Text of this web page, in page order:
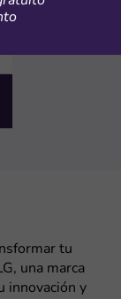
tu
una marca
innovación y